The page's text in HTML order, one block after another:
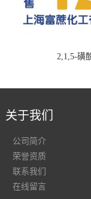
2,1,5-磺
关于我们
公司简介
荣誉资质
联系我们
在线留言